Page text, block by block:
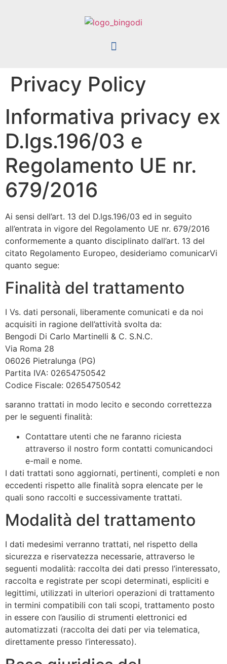
Privacy Policy
Informativa privacy ex
D.lgs.196/03 e
Regolamento UE nr.
679/2016
Ai sensi dell’art. 13 del D.lgs.196/03 ed in seguito
all’entrata in vigore del Regolamento UE nr. 679/2016
conformemente a quanto disciplinato dall’art. 13 del
citato Regolamento Europeo, desideriamo comunicarVi
quanto segue:
Finalità del trattamento
I Vs. dati personali, liberamente comunicati e da noi
acquisiti in ragione dell’attività svolta da:
Bengodi Di Carlo Martinelli & C. S.N.C.
Via Roma 28
06026 Pietralunga (PG)
Partita IVA: 02654750542
Codice Fiscale: 02654750542
saranno trattati in modo lecito e secondo correttezza
per le seguenti finalità:
Contattare utenti che ne faranno riciesta
attraverso il nostro form contatti comunicandoci
e-mail e nome.
I dati trattati sono aggiornati, pertinenti, completi e non
eccedenti rispetto alle finalità sopra elencate per le
quali sono raccolti e successivamente trattati.
Modalità del trattamento
I dati medesimi verranno trattati, nel rispetto della
sicurezza e riservatezza necessarie, attraverso le
seguenti modalità: raccolta dei dati presso l’interessato,
raccolta e registrate per scopi determinati, espliciti e
legittimi, utilizzati in ulteriori operazioni di trattamento
in termini compatibili con tali scopi, trattamento posto
in essere con l’ausilio di strumenti elettronici ed
automatizzati (raccolta dei dati per via telematica,
direttamente presso l’interessato).